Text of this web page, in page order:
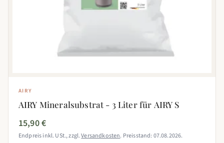
AIRY
AIRY Mineralsubstrat - 3 Liter für AIRY S
15,90 €
Endpreis inkl. USt., zzgl.Versandkosten. Preisstand: 07.08.2026.